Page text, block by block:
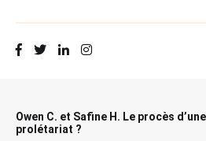
Owen C. et Safine H. Le procès
prolétariat ?